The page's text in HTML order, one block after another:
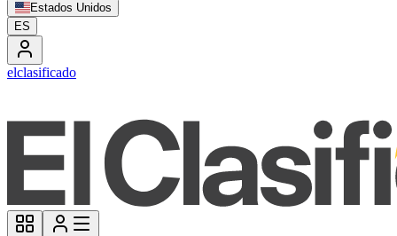
Estados Unidos
ES
elclasificado